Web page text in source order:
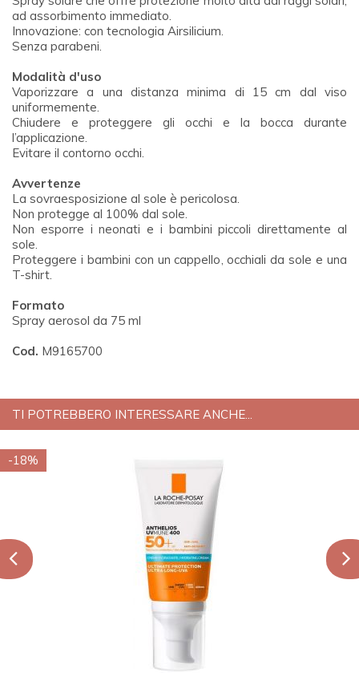
ad assorbimento immediato.
Innovazione: con tecnologia Airsilicium.
Senza parabeni.
Modalità d'uso
Vaporizzare a una distanza minima di 15 cm dal viso
uniformemente.
Chiudere e proteggere gli occhi e la bocca durante
l’applicazione.
Evitare il contorno occhi.
Avvertenze
La sovraesposizione al sole è pericolosa.
Non protegge al 100% dal sole.
Non esporre i neonati e i bambini piccoli direttamente al
sole.
Proteggere i bambini con un cappello, occhiali da sole e una
T-shirt.
Formato
Spray aerosol da 75 ml
Cod. M9165700
TI POTREBBERO INTERESSARE ANCHE...
-18%